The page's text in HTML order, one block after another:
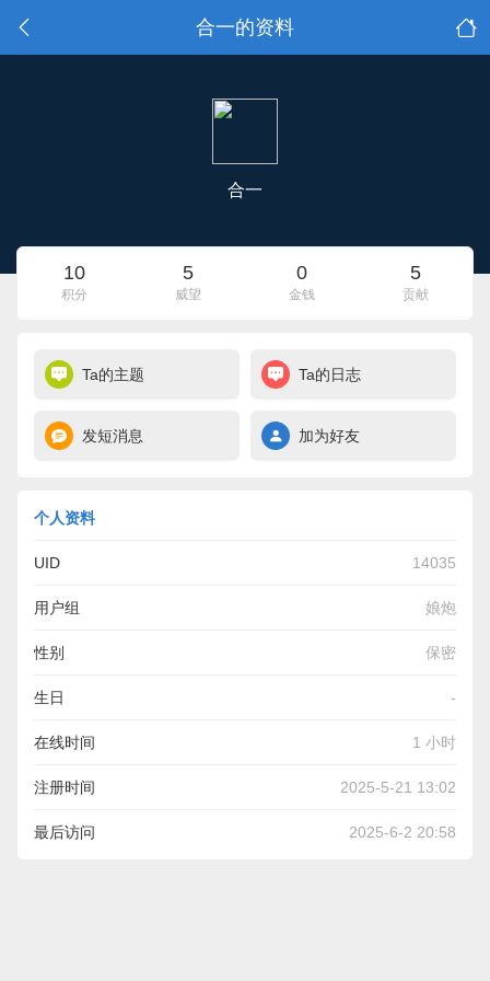
合一的资料
合一
10
积分
5
威望
0
金钱
5
贡献
Ta的主题 Ta的日志
发短消息 加为好友
个人资料
UID 14035
用户组 娘炮
性别 保密
生日 -
在线时间 1 小时
注册时间 2025-5-21 13:02
最后访问 2025-6-2 20:58